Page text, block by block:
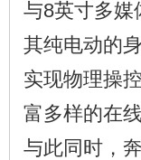
与8英寸多媒
其纯电动的
实现物理操
富多样的在
与此同时，